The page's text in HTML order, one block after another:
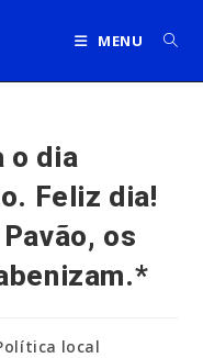
MENU
o dia
Feliz dia!
os
local